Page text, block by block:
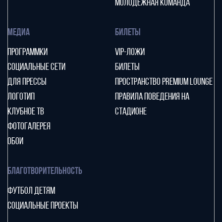
МОЛОДЕЖНАЯ КОМАНДА
МЕДИА
ПРОГРАММКИ
СОЦИАЛЬНЫЕ СЕТИ
ДЛЯ ПРЕССЫ
ЛОГОТИП
КЛУБНОЕ ТВ
ФОТОГАЛЕРЕЯ
ОБОИ
БИЛЕТЫ
VIP-ЛОЖИ
БИЛЕТЫ
ПРОСТРАНСТВО PREMIUM LOUNGE
ПРАВИЛА ПОВЕДЕНИЯ НА
СТАДИОНЕ
БЛАГОТВОРИТЕЛЬНОСТЬ
ФУТБОЛ ДЕТЯМ
СОЦИАЛЬНЫЕ ПРОЕКТЫ